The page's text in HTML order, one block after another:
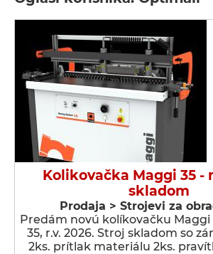
Kolikovačka Maggi 35 -
skladom
Prodaja > Strojevi za
Predám novú kolíkovačku
35, r.v. 2026. Stroj skladom so
2ks. prítlak materiálu 2ks.